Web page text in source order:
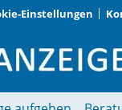
Einstellungen